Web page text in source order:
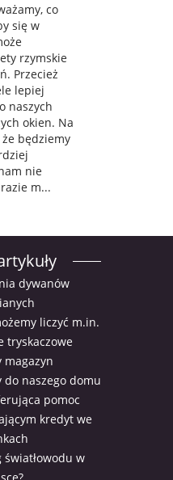
co
się w
rzymskie
Przecież
lepiej
naszych
okien. Na
będziemy
nie
m...
dywanów
liczyć m.in.
tryskaczowe
magazyn
naszego domu
pomoc
kredyt we
światłowodu w